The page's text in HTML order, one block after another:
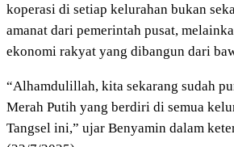
koperasi di setiap kelurahan bukan
amanat dari pemerintah pusat,
ekonomi rakyat yang dibangun dari
“Alhamdulillah, kita sekarang sudah
Merah Putih yang berdiri di semua
Tangsel ini,” ujar Benyamin dalam